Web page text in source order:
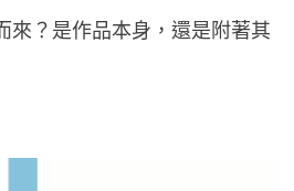
來？是作品本身，還是附著其